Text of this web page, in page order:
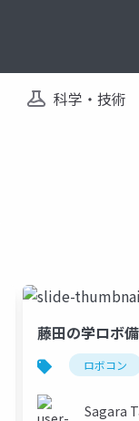
科学・技術
藤田の学ロボ
ロボコン
Sagara